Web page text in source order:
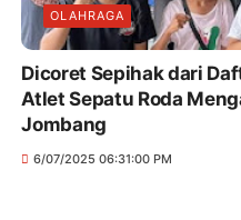
OLAHRAGA
Dicoret Sepihak dari
Atlet Sepatu Roda
Jombang
6/07/2025 06:31:00 PM